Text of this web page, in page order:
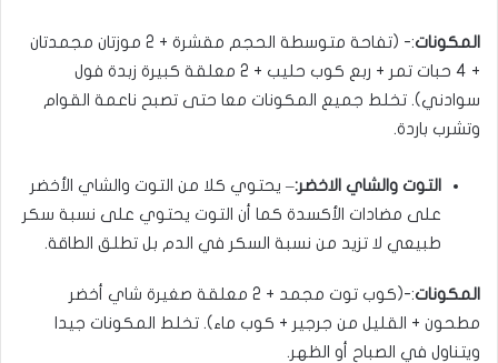
المكونات
:- (تفاحة متوسطة الحجم مقشرة + 2 موزتان مجمدتان
+ 4 حبات تمر + ربع كوب حليب + 2 معلقة كبيرة زبدة فول
سوادني). تخلط جميع المكونات معا حتى تصبح ناعمة القوام
وتشرب باردة.
التوت والشاي الاخضر:– يحتوي كلا من التوت والشاي الأخضر
على مضادات الأكسدة كما أن التوت يحتوي على نسبة سكر
طبيعي لا تزيد من نسبة السكر في الدم بل تطلق الطاقة.
المكونات
:-(كوب توت مجمد + 2 معلقة صغيرة شاي أخضر
مطحون + القليل من جرجير + كوب ماء). تخلط المكونات جيدا
ويتناول في الصباح أو الظهر.